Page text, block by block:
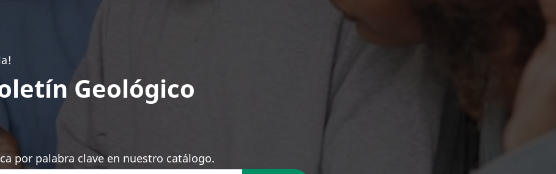
Geológico
por palabra clave en nuestro catálogo.